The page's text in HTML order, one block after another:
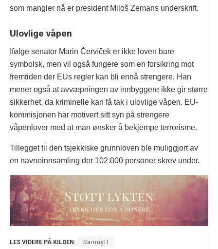
som mangler nå er president Miloš Zemans underskrift.
Ulovlige våpen
Ifølge senator Marin Červíček er ikke loven bare
symbolsk, men vil også fungere som en forsikring mot
fremtiden der EUs regler kan bli ennå strengere. Han
mener også at avvæpningen av innbyggere ikke gir større
sikkerhet, da kriminelle kan få tak i ulovlige våpen. EU-
kommisjonen har motivert sitt syn på strengere
våpenlover med at man ønsker å bekjempe terrorisme.
Tillegget til den tsjekkiske grunnloven ble muliggjort av
en navneinnsamling der 102.000 personer skrev under.
LES VIDERE PÅ KILDEN: Samnytt